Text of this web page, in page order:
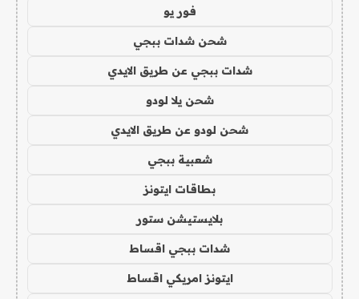
فور يو
شحن شدات ببجي
شدات ببجي عن طريق الايدي
شحن يلا لودو
شحن لودو عن طريق الايدي
شعبية ببجي
بطاقات ايتونز
بلايستيشن ستور
شدات ببجي اقساط
ايتونز امريكي اقساط